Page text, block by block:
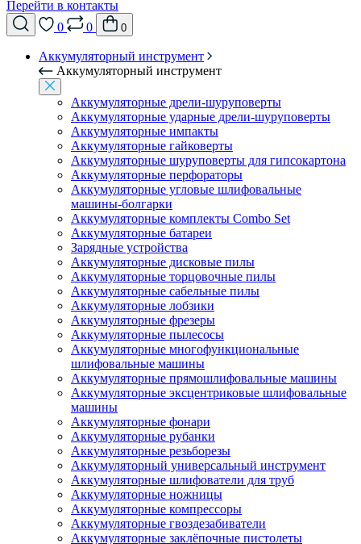
Перейти в контакты
0
0 0
Аккумуляторный инструмент
Аккумуляторный инструмент
Аккумуляторные дрели-шуруповерты
Аккумуляторные ударные дрели-шуруповерты
Аккумуляторные импакты
Аккумуляторные гайковерты
Аккумуляторные шуруповерты для гипсокартона
Аккумуляторные перфораторы
Аккумуляторные угловые шлифовальные
машины-болгарки
Аккумуляторные комплекты Combo Set
Аккумуляторные батареи
Зарядные устройства
Аккумуляторные дисковые пилы
Аккумуляторные торцовочные пилы
Аккумуляторные сабельные пилы
Аккумуляторные лобзики
Аккумуляторные фрезеры
Аккумуляторные пылесосы
Аккумуляторные многофункциональные
шлифовальные машины
Аккумуляторные прямошлифовальные машины
Аккумуляторные эксцентриковые шлифовальные
машины
Аккумуляторные фонари
Аккумуляторные рубанки
Аккумуляторные резьборезы
Аккумуляторный универсальный инструмент
Аккумуляторные шлифователи для труб
Аккумуляторные ножницы
Аккумуляторные компрессоры
Аккумуляторные гвоздезабиватели
Аккумуляторные заклёпочные пистолеты